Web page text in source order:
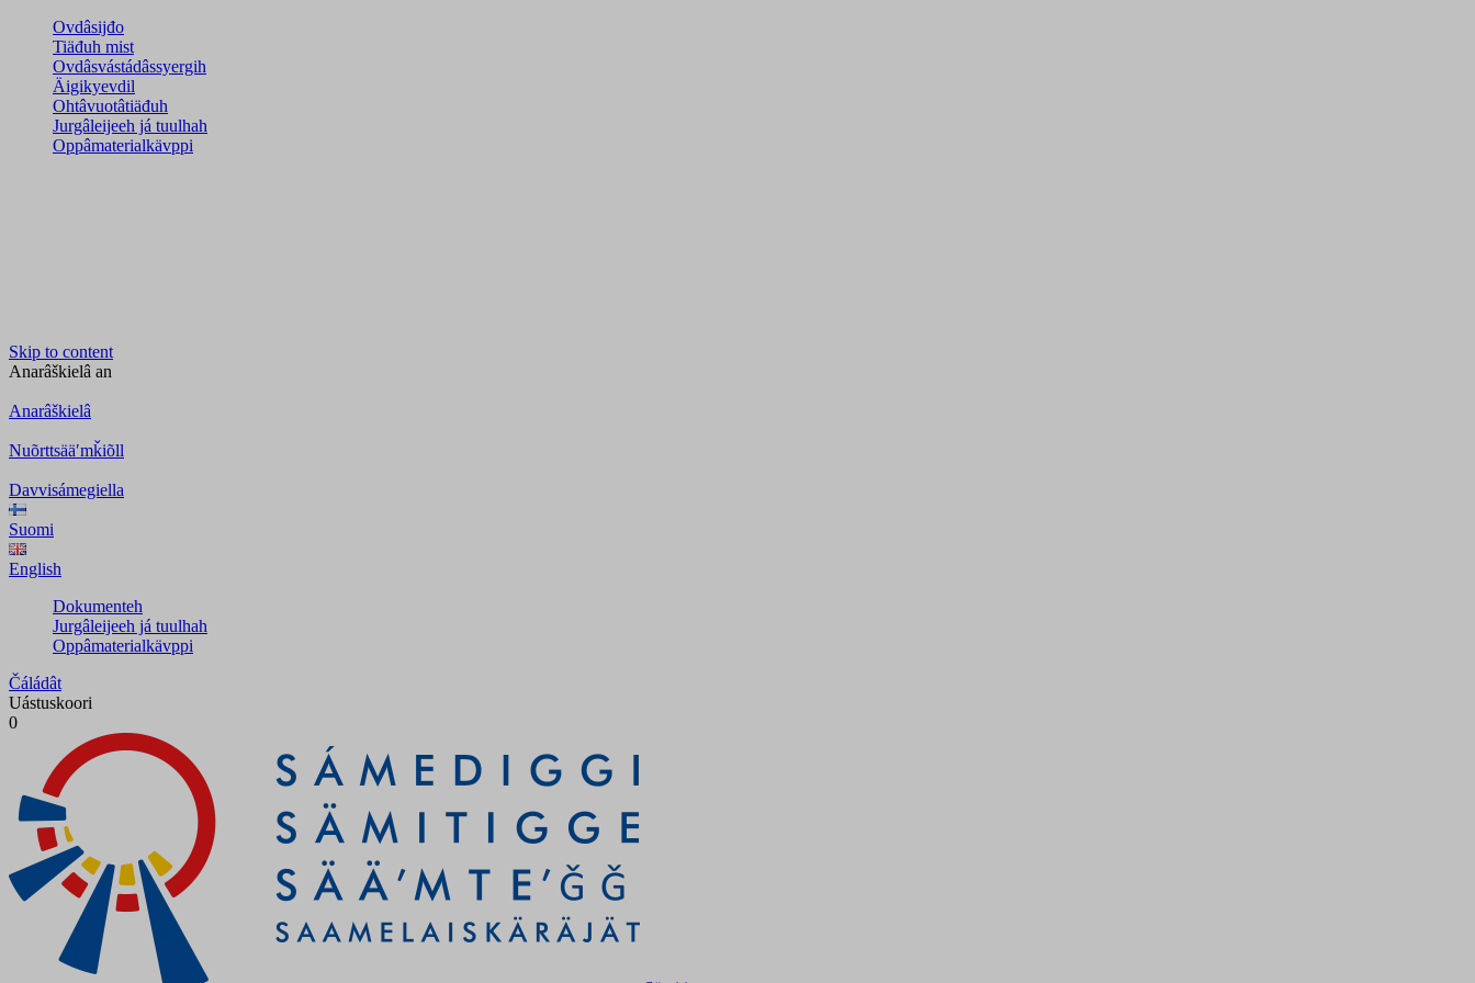
Ovdâsijđo
Tiäđuh mist
Ovdâsvástádâssyergih
Äigikyevdil
Ohtâvuotâtiäđuh
Jurgâleijeeh já tuulhah
Oppâmaterialkävppi
Skip to content
Anarâškielâ an
Anarâškielâ
Nuõrttsääʹmǩiõll
Davvisámegiella
Suomi
English
Dokumenteh
Jurgâleijeeh já tuulhah
Oppâmaterialkävppi
Čáládât
Uástuskoori
0